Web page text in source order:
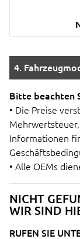
NICHT
WIR SIND
RUFEN SIE
4.
Bitte beachten
• Die Preise
Informationen
• Alle OEMs